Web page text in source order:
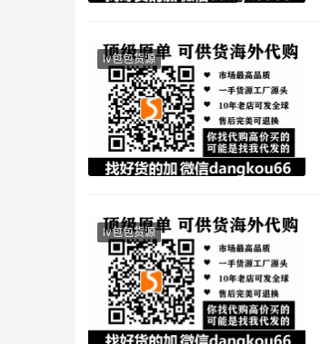
lv包包货源
lv包包货源